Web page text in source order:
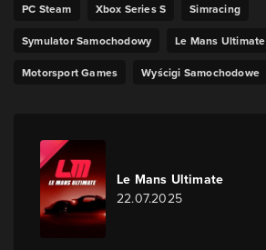
PC Steam
Xbox Series S
Simracing
Symulator Samochodowy
Le Mans Ultimate
Motorsport Games
Wyścigi Samochodowe
Le Mans Ultimate
22.07.2025